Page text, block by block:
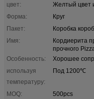
цвет:
Желтый цвет
Форма:
Круг
Пакет:
Коробка
Имя:
Кордиерита
прочного
Особенность:
Хорошее
используя
температуру:
Под 1200℃
MOQ:
500pcs